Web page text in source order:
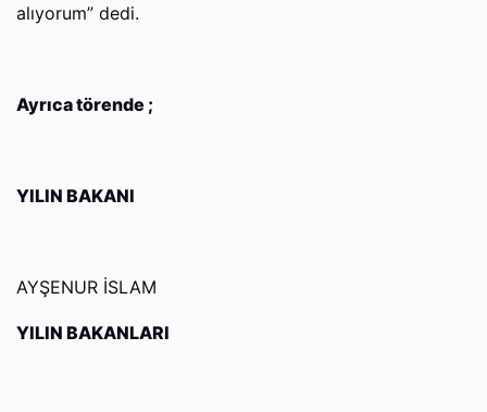
alıyorum” dedi.
Ayrıca törende ;
YILIN BAKANI
AYŞENUR İSLAM
YILIN BAKANLARI